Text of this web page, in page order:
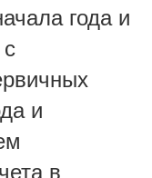
года и
и
в